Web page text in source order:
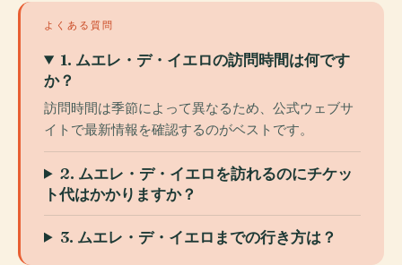
よくある質問
1. ムエレ・デ・イエロの訪問時間は何です
か？
訪問時間は季節によって異なるため、公式ウェブサ
イトで最新情報を確認するのがベストです。
2. ムエレ・デ・イエロを訪れるのにチケッ
ト代はかかりますか？
3. ムエレ・デ・イエロまでの行き方は？